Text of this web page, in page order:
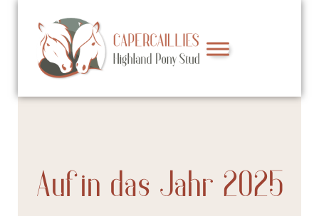
Auf in das Jahr 2025